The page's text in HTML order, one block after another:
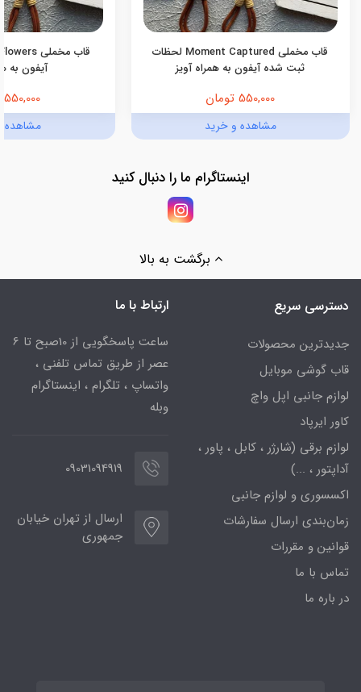
قاب مخملی Moment Captured لحظات
ثبت شده آیفون به همراه آویز
550,000 تومان
مشاهده و خرید
آیفون به
550,000 تومان
مشاهده
اینستاگرام ما را دنبال کنید
برگشت به بالا
دسترسی سریع
جدیدترین محصولات
قاب گوشی موبایل
لوازم جانبی اپل واچ
کاور ایرپاد
لوازم برقی (شارژر ، کابل ، پاور ،
آداپتور ، ...)
اکسسوری و لوازم جانبی
زمان‌بندی ارسال سفارشات
قوانین و مقررات
تماس با ما
در باره ما
ارتباط با ما
ساعت پاسخگویی از 10صبح تا 6
عصر از طریق تماس تلفنی ،
واتساپ ، تلگرام ، اینستاگرام
وبله
09031094919
ارسال از تهران خیابان
جمهوری